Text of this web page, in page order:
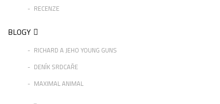
RECENZE
BLOGY
RICHARD A JEHO YOUNG GUNS
DENÍK SRDCAŘE
MAXIMAL ANIMAL